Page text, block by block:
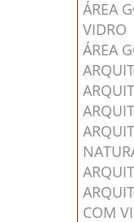
ÁREA
VIDRO
ÁREA
COM